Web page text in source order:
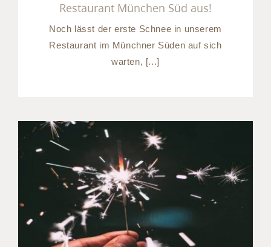
Restaurant München Süd aus!
Noch lässt der erste Schnee in unserem
Restaurant im Münchner Süden auf sich
warten, [...]
Silvester feiern in
München: Checkliste für Ihr
Fest